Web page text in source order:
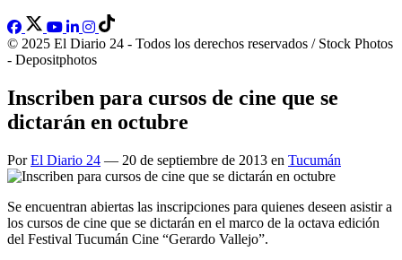
© 2025 El Diario 24 - Todos los derechos reservados / Stock Photos
- Depositphotos
Inscriben para cursos de cine que se
dictarán en octubre
PorEl Diario 24 — 20 de septiembre de 2013 en Tucumán
Se encuentran abiertas las inscripciones para quienes deseen asistir a
los cursos de cine que se dictarán en el marco de la octava edición
del Festival Tucumán Cine “Gerardo Vallejo”.